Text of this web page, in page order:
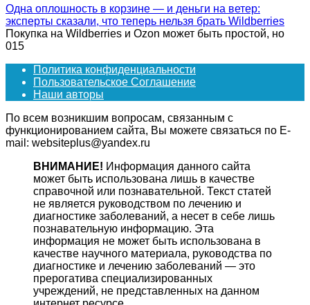
Одна оплошность в корзине — и деньги на ветер:
эксперты сказали, что теперь нельзя брать Wildberries
Покупка на Wildberries и Ozon может быть простой, но
015
Политика конфиденциальности
Пользовательское Соглашение
Наши авторы
По всем возникшим вопросам, связанным с
функционированием сайта, Вы можете связаться по E-
mail: websiteplus@yandex.ru
ВНИМАНИЕ! Информация данного сайта
может быть использована лишь в качестве
справочной или познавательной. Текст статей
не является руководством по лечению и
диагностике заболеваний, а несет в себе лишь
познавательную информацию. Эта
информация не может быть использована в
качестве научного материала, руководства по
диагностике и лечению заболеваний — это
прерогатива специализированных
учреждений, не представленных на данном